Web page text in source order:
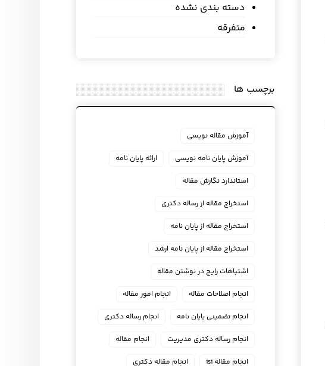
دسته بندی نشده
متفرقه
برچسب ها
آموزش مقاله نویسی
آموزش پایان نامه نویسی
ارائه پایان نامه
استاندارد نگارش مقاله
استخراج مقاله از رساله دکتری
استخراج مقاله از پایان نامه
استخراج مقاله از پایان نامه ارشد
اشتباهات رایج در نوشتن مقاله
انجام اصلاحات مقاله
انجام امور مقاله
انجام تضمینی پایان نامه
انجام رساله دکتری
انجام رساله دکتری مدیریت
انجام مقاله
انجام مقاله isi
انجام مقاله دکتری